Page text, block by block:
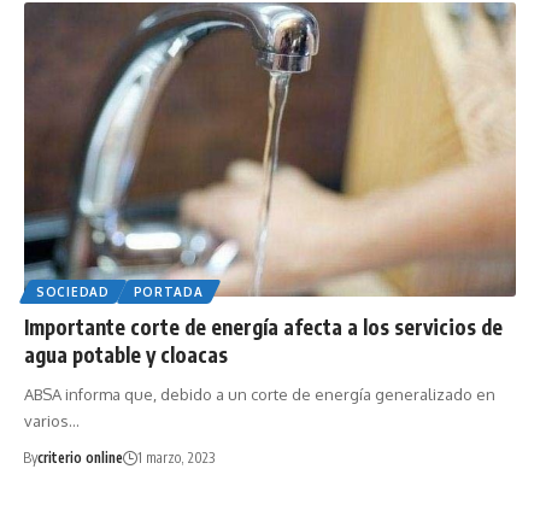
SOCIEDAD PORTADA
Importante corte de energía afecta a los servicios de
agua potable y cloacas
ABSA informa que, debido a un corte de energía generalizado en
varios…
Bycriterio online 1 marzo, 2023